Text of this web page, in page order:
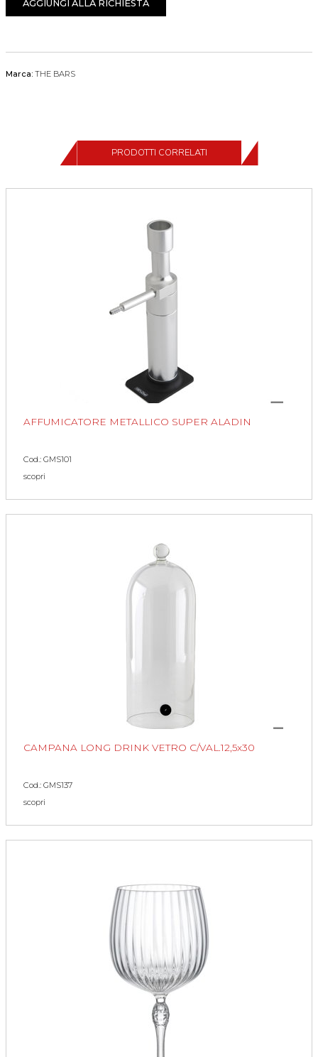
AGGIUNGI ALLA RICHIESTA
Marca: THE BARS
PRODOTTI CORRELATI
AFFUMICATORE METALLICO SUPER ALADIN
Cod.: GMS101
scopri
CAMPANA LONG DRINK VETRO C/VAL.12,5x30
Cod.: GMS137
scopri